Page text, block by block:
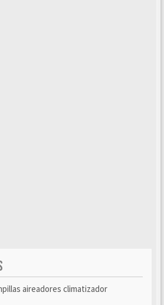
aireadores climatizador